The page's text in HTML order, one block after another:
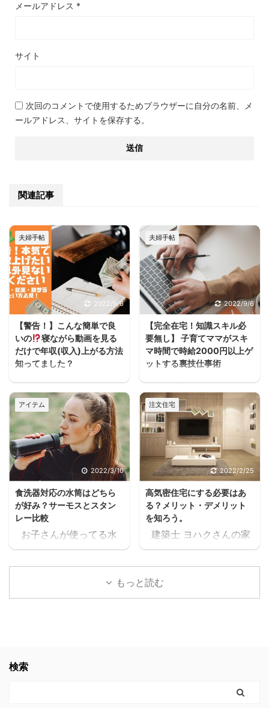
メールアドレス *
サイト
次回のコメントで使用するためブラウザーに自分の名前、メ
ールアドレス、サイトを保存する。
関連記事
夫婦手帖
2022/9/6
【警告！】こんな簡単で良
いの
寝ながら動画を見る
だけで年収(収入)上がる方法
知ってました？
うわぁぁーーースキマ
ヨハクどした！ まじかー
ーーー！！スキマ ヨハク
何が！ 早く見とけば良か
ったーーー！スキマ ヨハ
クうるさいなぁ。何の
話？ 本当に無料で大丈夫
か、何回も確認したけ
ど、間違いなく無料だっ
たスキマ 11時間以上の無
料セミナーが見れた上
に、どんどん、追加でセ
ミナーが見れるんだけど
スキマ このセミナー、学
生の頃に見たかったなぁ
これ見てたら、恐らく人
なかったと思う。 もっと
夫婦手帖
2022/9/6
【完全在宅！知識スキル必
要無し】 子育てママがスキ
マ時間で時給2000円以上ゲ
ットする裏技仕事術
ヨハク子育てしながら働
きたいけどフルタイムは
厳しいし、でもお金は必
要だって人が家を建てる
方には多いと思うんだよ
ね。 住宅ローンが始ま
ると支出が増えるし、老
後の為にも共働きの家庭
が増えるよね・・・スキ
マ ヨハク普通はパート
に出たりして時給1,000
円前後の仕事を1日6時間
位頑張って働いて、何と
か月10万位は稼げるかも
しれないけど 肉体的・精
神的に疲労して夫婦喧嘩
アイテム
2022/3/10
食洗器対応の水筒はどちら
が好み？サーモスとスタン
レー比較
お子さんが使ってる水
筒や、ご家族が使ってる
水筒。 ヨハク食洗器で
洗うにつれて外側が剥が
ヨハク我が家の水筒も、
注文住宅
2022/2/25
高気密住宅にする必要はあ
る？メリット・デメリット
を知ろう。
建築士 ヨハクさんの家
は 高気密住宅ですよ！
と言われたのですが ヨ
ハク高気密住宅って
社から 間取りの無料プラ
もっと読む
検索